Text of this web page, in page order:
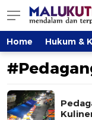
Terkini,
Home Hukum &